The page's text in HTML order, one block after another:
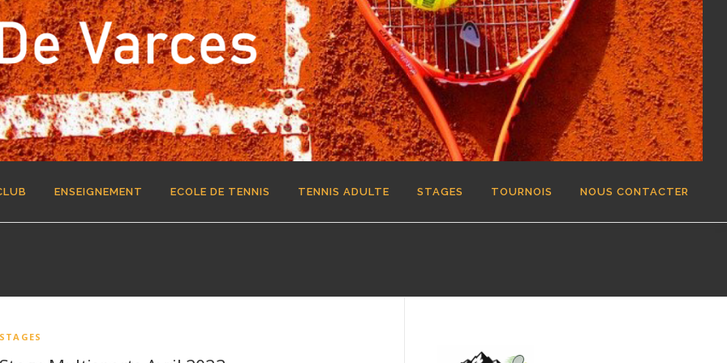
ENSEIGNEMENT ECOLE DE TENNIS TENNIS ADULTE STAGES TOURNOIS NOUS CONTACTER
STAGES